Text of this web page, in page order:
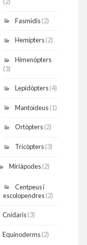
Fasmidis(2)
Hemípters(2)
Himenòpters
(3)
Lepidòpters(4)
Mantoïdeus(1)
Ortòpters(2)
Tricòpters(3)
Miriàpodes(2)
Centpeus i
escolopendres(2)
Cnidaris(3)
Equinoderms(2)